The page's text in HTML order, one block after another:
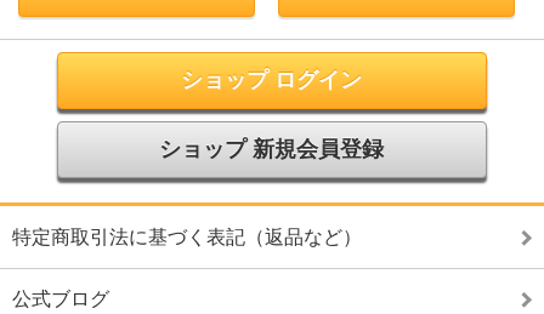
ショップ ログイン
ショップ 新規会員登録
特定商取引法に基づく表記（返品など）
公式ブログ